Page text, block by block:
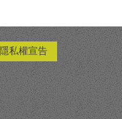
隱私權宣告